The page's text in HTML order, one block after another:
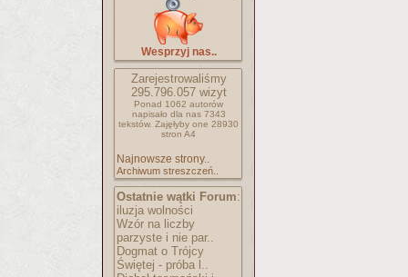
Wesprzyj nas..
Zarejestrowaliśmy
295.796.057wizyt
Ponad 1062 autorów
napisało dla nas 7343
tekstów. Zajęłyby one 28930
stron A4
Najnowsze strony..
Archiwum streszczeń..
Ostatnie wątki Forum:
iluzja wolności
Wzór na liczby
parzyste i nie par..
Dogmat o Trójcy
Świętej - próba l..